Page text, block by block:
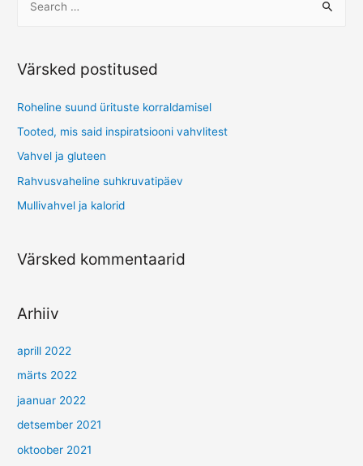
Värsked postitused
Roheline suund ürituste korraldamisel
Tooted, mis said inspiratsiooni vahvlitest
Vahvel ja gluteen
Rahvusvaheline suhkruvatipäev
Mullivahvel ja kalorid
Värsked kommentaarid
Arhiiv
aprill 2022
märts 2022
jaanuar 2022
detsember 2021
oktoober 2021